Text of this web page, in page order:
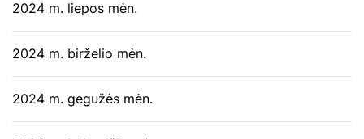
2024 m. liepos mėn.
2024 m. birželio mėn.
2024 m. gegužės mėn.